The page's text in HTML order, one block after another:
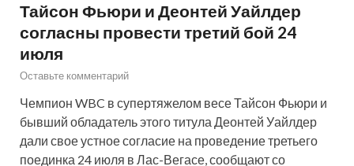
Тайсон Фьюри и Деонтей Уайлдер
согласны провести третий бой 24
июля
Оставьте комментарий
Чемпион WBC в супертяжелом весе Тайсон Фьюри и
бывший обладатель этого титула Деонтей Уайлдер
дали свое устное согласие на проведение третьего
поединка 24 июля в Лас-Вегасе, сообщают со